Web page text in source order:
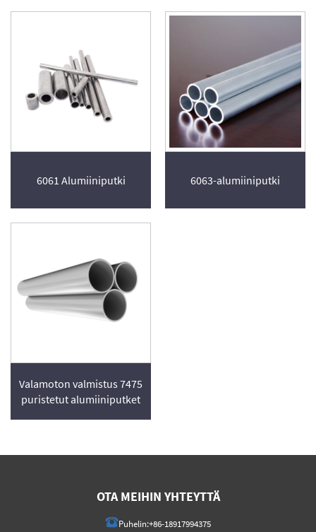
6061 Alumiiniputki 6063-alumiiniputki
Valamoton valmistus 7475
puristetut alumiiniputket
OTA MEIHIN YHTEYTTÄ
Puhelin:+86-18917994375